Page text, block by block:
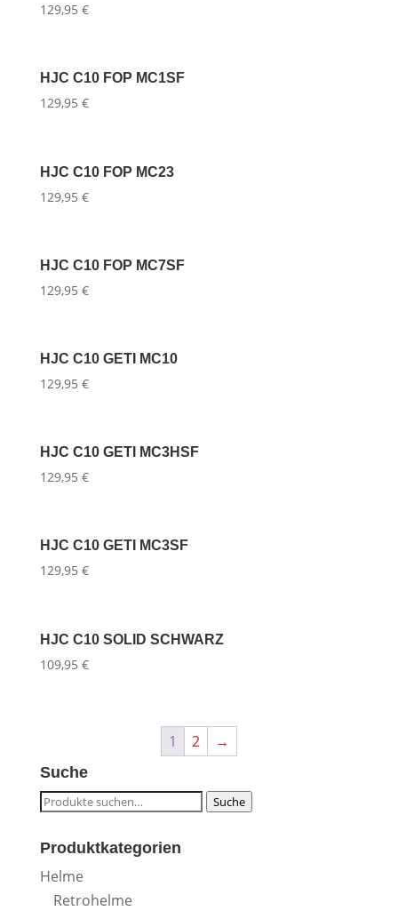
129,95 €
HJC C10 FOP MC1SF
129,95 €
HJC C10 FOP MC23
129,95 €
HJC C10 FOP MC7SF
129,95 €
HJC C10 GETI MC10
129,95 €
HJC C10 GETI MC3HSF
129,95 €
HJC C10 GETI MC3SF
129,95 €
HJC C10 SOLID SCHWARZ
109,95 €
1 2 →
Suche
Suche
Suche
Produktkategorien
Helme
Retrohelme